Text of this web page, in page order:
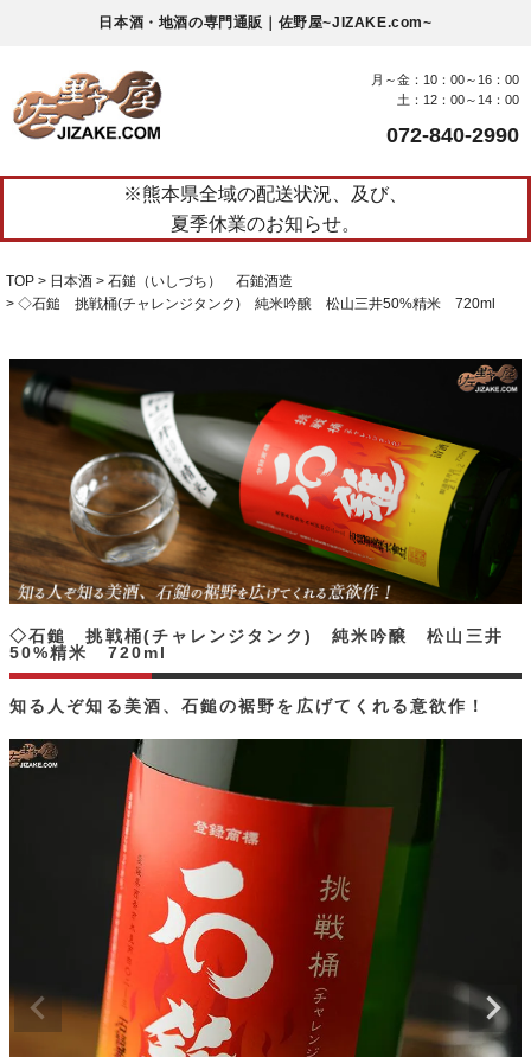
日本酒・地酒の専門通販｜佐野屋~JIZAKE.com~
月～金：10：00～16：00
土：12：00～14：00
072-840-2990
※熊本県全域の配送状況、及び、
夏季休業のお知らせ。
TOP 日本酒
石鎚（いしづち） 石鎚酒造
◇石鎚 挑戦桶(チャレンジタンク) 純米吟醸 松山三井50%精米 720ml
知る人ぞ知る美酒、石鎚の裾野を広げてくれる意欲作！
◇石鎚 挑戦桶(チャレンジタンク) 純米吟醸 松山三井
50%精米 720ml